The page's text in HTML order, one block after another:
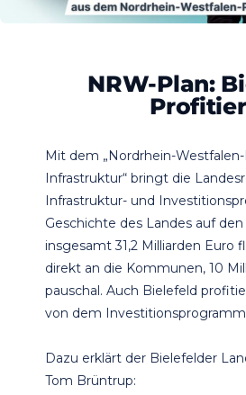
NRW-Plan:
Mit dem „Nordrhein-
Infrastruktur“ bringt die
Infrastruktur- und
Geschichte des Landes auf
insgesamt 31,2 Milliarden Euro
direkt an die Kommunen, 10
pauschal. Auch Bielefeld
von dem
Dazu erklärt der Bielefelder
Tom Brüntrup: